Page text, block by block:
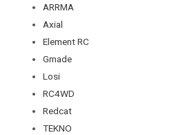
ARRMA
Axial
Element RC
Gmade
Losi
RC4WD
Redcat
TEKNO